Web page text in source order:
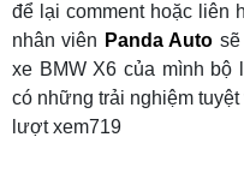
để lại comment hoặc liên
nhân viên Panda Auto
xe BMW X6 của mình bộ
có những trải nghiệm
lượt xem719